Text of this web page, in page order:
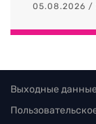
05.08.2026 /
Выходные